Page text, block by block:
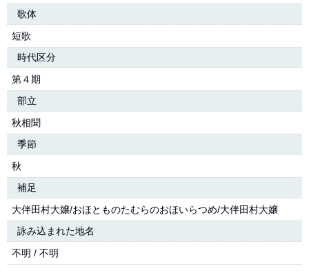
歌体
短歌
時代区分
第４期
部立
秋相聞
季節
秋
補足
大伴田村大嬢/おほとものたむらのおほいらつめ/大伴田村大嬢
詠み込まれた地名
不明 / 不明